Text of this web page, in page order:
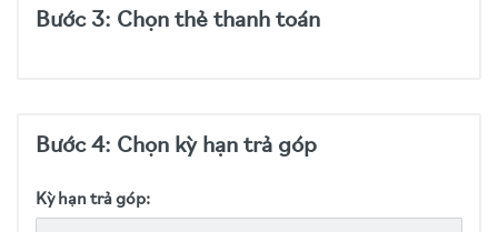
Bước 3: Chọn thẻ thanh toán
Bước 4: Chọn kỳ hạn trả góp
Kỳ hạn trả góp: